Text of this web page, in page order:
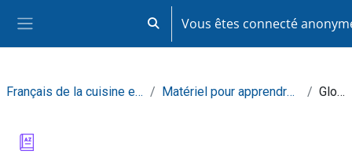
Activer/désactiver la saisie de
Vous êtes connecté
Français de la cuisine et de la restauration Matériel pour apprendre de façon autonome Glossaire